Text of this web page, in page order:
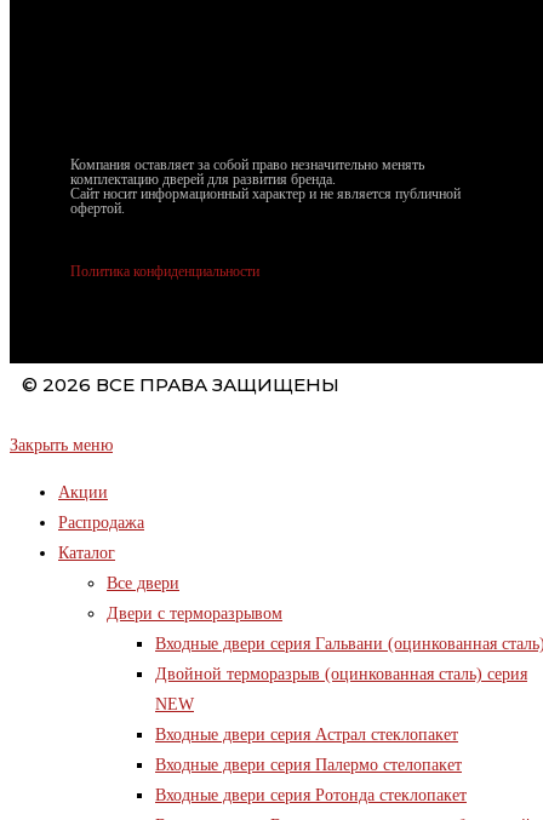
Компания оставляет за собой право незначительно менять
комплектацию дверей для развития бренда.
Сайт носит информационный характер и не является публичной
офертой.
Политика конфиденциальности
© 2026 ВСЕ ПРАВА ЗАЩИЩЕНЫ
Закрыть меню
Акции
Распродажа
Каталог
Все двери
Двери с терморазрывом
Входные двери серия Гальвани (оцинкованная
Двойной терморазрыв (оцинкованная сталь) серия
NEW
Входные двери серия Астрал стеклопакет
Входные двери серия Палермо стелопакет
Входные двери серия Ротонда стеклопакет